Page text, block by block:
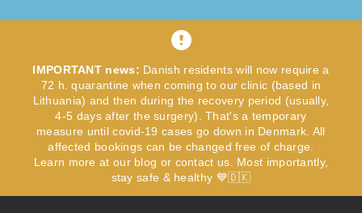
IMPORTANT news: Danish residents will now require a
72 h. quarantine when coming to our clinic (based in
Lithuania) and then during the recovery period (usually,
4-5 days after the surgery). That's a temporary
measure until covid-19 cases go down in Denmark. All
affected bookings can be changed free of charge.
Learn more at our blog or contact us. Most importantly,
stay safe & healthy 💙🇩🇰